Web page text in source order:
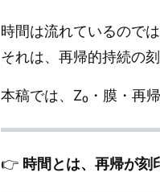
時間は流れているのでは
それは、再帰的持続の
本稿では、Z₀・膜・再
👉 時間とは、再帰が刻